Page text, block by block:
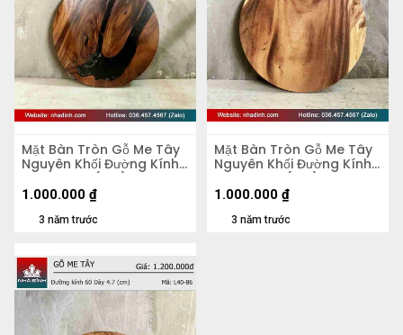
Mặt Bàn Tròn Gỗ Me Tây
Nguyên Khối Đường Kính
58 Dày 4,2 (cm)
3 năm trước
1.000.000 ₫
Mặt Bàn Tròn Gỗ Me Tây
Nguyên Khối Đường Kính
58 Dày 5,5 (cm)
3 năm trước
1.000.000 ₫